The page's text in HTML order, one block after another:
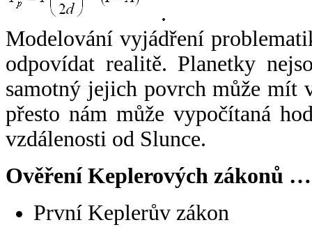
.
Modelování vyjádření
odpovídat realitě. Planetky
samotný jejich povrch může mít
přesto nám může vypočítaná
vzdálenosti od Slunce.
Ověření Keplerových zákonů …
První Keplerův zákon